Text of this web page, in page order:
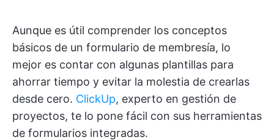
Aunque es útil comprender los conceptos
básicos de un formulario de membresía, lo
mejor es contar con algunas plantillas para
ahorrar tiempo y evitar la molestia de crearlas
desde cero. ClickUp, experto en gestión de
proyectos, te lo pone fácil con sus herramientas
de formularios integradas.